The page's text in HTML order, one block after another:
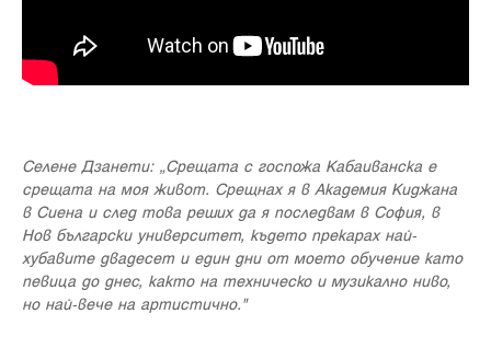
Селене Дзанети: „Срещата с госпожа Кабаиванска е
срещата на моя живот. Срещнах я в Академия Киджана
в Сиена и след това реших да я последвам в София, в
Нов български университет, където прекарах най-
хубавите двадесет и един дни от моето обучение като
певица до днес, както на техническо и музикално ниво,
но най-вече на артистично."